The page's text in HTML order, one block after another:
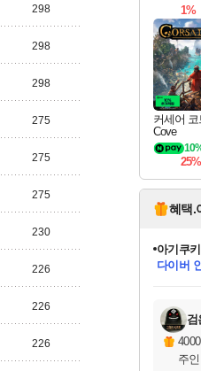
298
298
298
275
275
275
230
226
226
226
1%
커세어 코
Cove
25%
혜택.
당첨되
당첨되
eksxo님
(스팀코
당첨되
당첨되
에디션 (
당첨되
당첨되
당첨되
당첨되검
주